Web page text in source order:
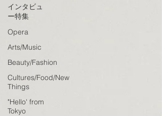
インタビュ
ー特集
Opera
Arts/Music
Beauty/Fashion
Cultures/Food/New
Things
"Hello' from
Tokyo